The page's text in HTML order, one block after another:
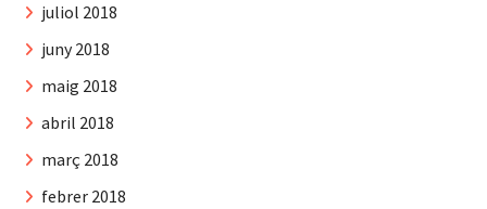
juliol 2018
juny 2018
maig 2018
abril 2018
març 2018
febrer 2018